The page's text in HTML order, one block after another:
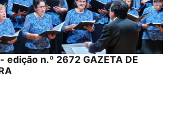
edição n.º 2672 GAZETA DE